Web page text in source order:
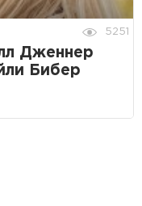
5251
Дженнер
Бибер